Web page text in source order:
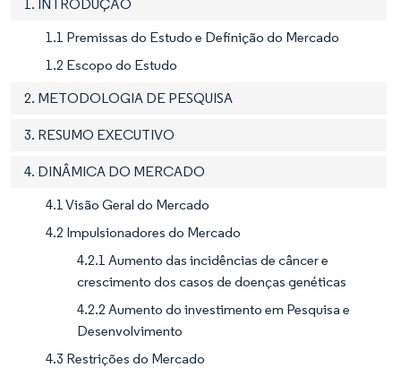
1. INTRODUÇÃO
1.1 Premissas do Estudo e Definição do Mercado
1.2 Escopo do Estudo
2. METODOLOGIA DE PESQUISA
3. RESUMO EXECUTIVO
4. DINÂMICA DO MERCADO
4.1 Visão Geral do Mercado
4.2 Impulsionadores do Mercado
4.2.1 Aumento das incidências de câncer e
crescimento dos casos de doenças genéticas
4.2.2 Aumento do investimento em Pesquisa e
Desenvolvimento
4.3 Restrições do Mercado